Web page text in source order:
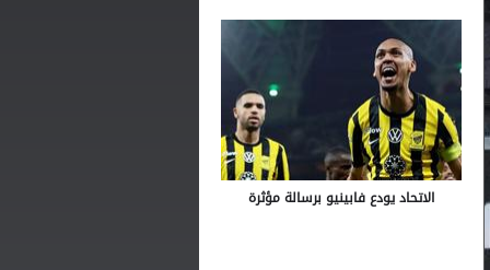
الاتحاد يودع فابينيو برسالة مؤثرة